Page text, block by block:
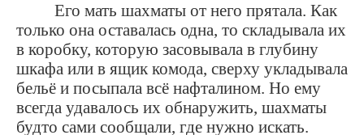
Его мать шахматы от него прятала. Как
только она оставалась одна, то складывала их
в коробку, которую засовывала в глубину
шкафа или в ящик комода, сверху укладывала
бельё и посыпала всё нафталином. Но ему
всегда удавалось их обнаружить, шахматы
будто сами сообщали, где нужно искать.